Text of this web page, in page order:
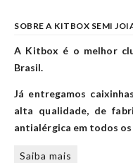
SOBRE A KITBOX SEMI
A Kitbox é o melhor
Brasil.
Já entregamos
alta qualidade, de
antialérgica em todos
Saiba mais